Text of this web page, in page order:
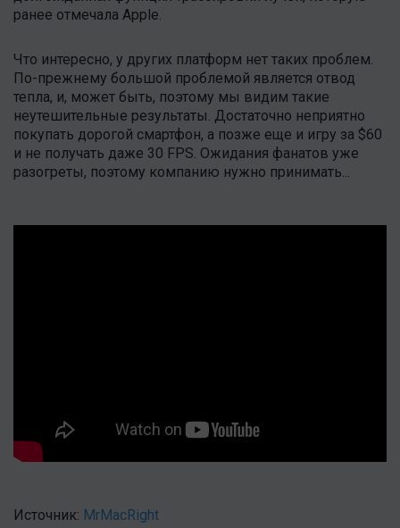
ранее отмечала Apple.
Что интересно, у других платформ нет таких проблем.
По-прежнему большой проблемой является отвод
тепла, и, может быть, поэтому мы видим такие
неутешительные результаты. Достаточно неприятно
покупать дорогой смартфон, а позже еще и игру за $60
и не получать даже 30 FPS. Ожидания фанатов уже
разогреты, поэтому компанию нужно принимать...
Источник: MrMacRight